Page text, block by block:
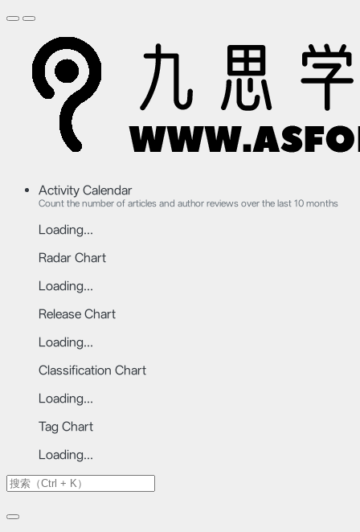
Activity Calendar
Count the number of articles and author reviews over the last 10 months
Loading...
Radar Chart
Loading...
Release Chart
Loading...
Classification Chart
Loading...
Tag Chart
Loading...